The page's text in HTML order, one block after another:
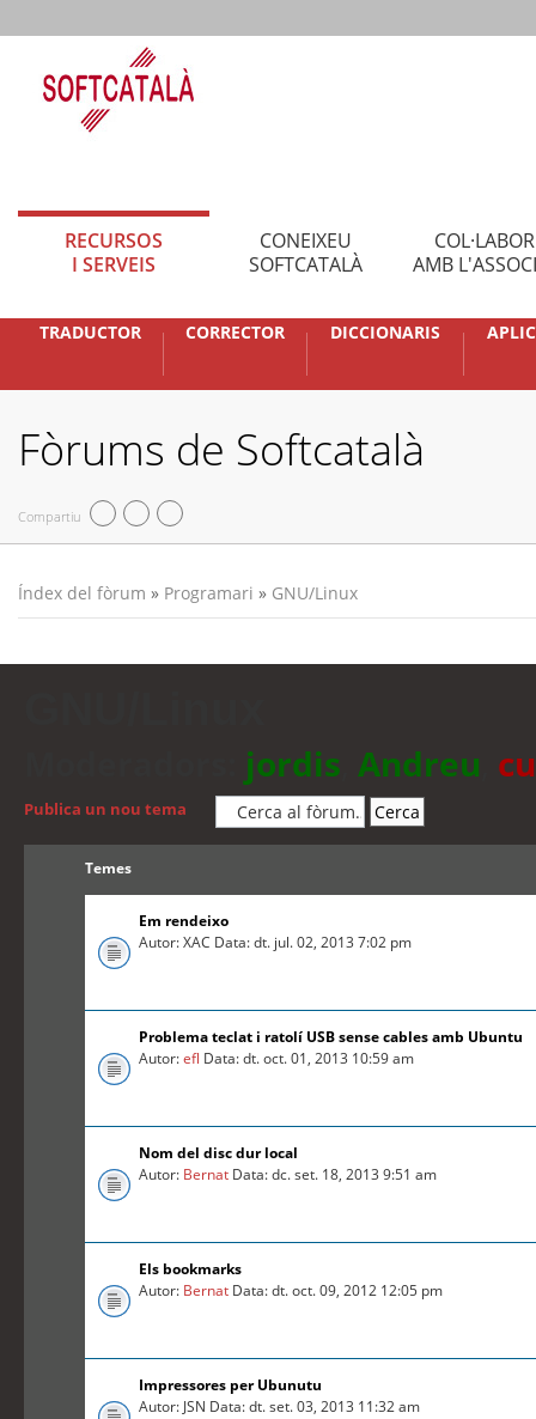
RECURSOS
I SERVEIS
CONEIXEU
SOFTCATALÀ
AMB
TRADUCTOR CORRECTOR DICCIONARIS
Fòrums de Softcatalà
Compartiu
Índex del fòrum » Programari » GNU/Linux
jordis Andreu
Publica un nou tema
Temes
Em rendeixo
Autor: XAC Data: dt. jul. 02, 2013 7:02 pm
Problema teclat i ratolí USB sense cables amb Ubuntu
Autor:efl Data: dt. oct. 01, 2013 10:59 am
Nom del disc dur local
Autor: Bernat Data: dc. set. 18, 2013 9:51 am
Els bookmarks
Autor: Bernat Data: dt. oct. 09, 2012 12:05 pm
Impressores per Ubunutu
Autor: JSN Data: dt. set. 03, 2013 11:32 am